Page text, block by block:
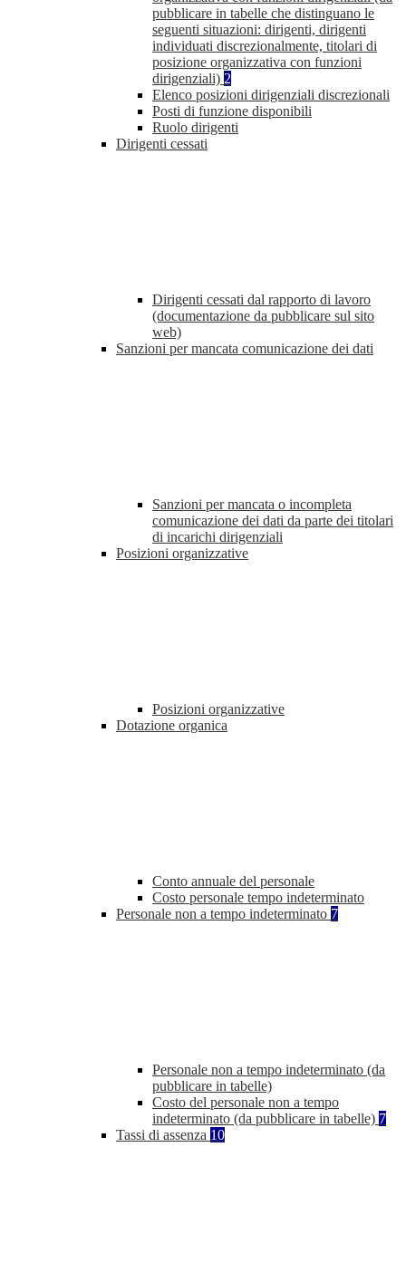
pubblicare in tabelle che distinguano le
seguenti situazioni: dirigenti, dirigenti
individuati discrezionalmente, titolari di
posizione organizzativa con funzioni
dirigenziali) 2
Elenco posizioni dirigenziali discrezionali
Posti di funzione disponibili
Ruolo dirigenti
Dirigenti cessati
Dirigenti cessati dal rapporto di lavoro
(documentazione da pubblicare sul sito
web)
Sanzioni per mancata comunicazione dei dati
Sanzioni per mancata o incompleta
comunicazione dei dati da parte dei titolari
di incarichi dirigenziali
Posizioni organizzative
Posizioni organizzative
Dotazione organica
Conto annuale del personale
Costo personale tempo indeterminato
Personale non a tempo indeterminato 7
Personale non a tempo indeterminato (da
pubblicare in tabelle)
Costo del personale non a tempo
indeterminato (da pubblicare in tabelle) 7
Tassi di assenza 10